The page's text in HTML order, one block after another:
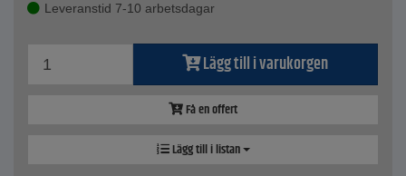
Leveranstid 7-10 arbetsdagar
Lägg till i varukorgen
Få en offert
Lägg till i listan